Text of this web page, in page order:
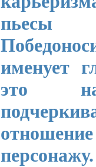
пьесы
именует
это
персонажу.